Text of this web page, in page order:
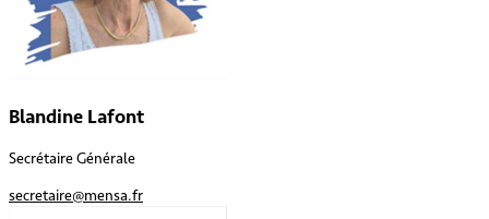
Blandine Lafont
Secrétaire Générale
secretaire@mensa.fr